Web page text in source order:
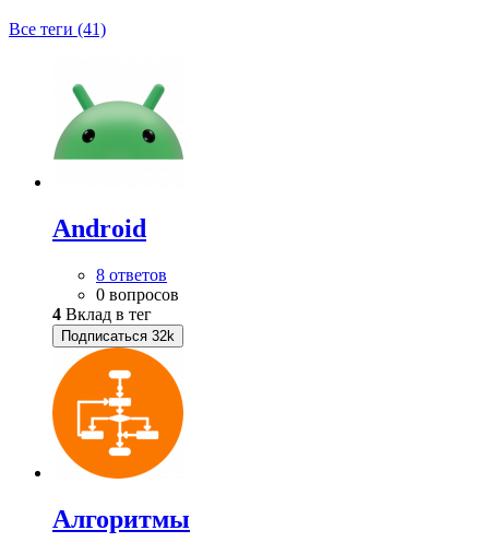
Все теги (41)
Android
8 ответов
0 вопросов
4 Вклад в тег
Подписаться 32k
Алгоритмы